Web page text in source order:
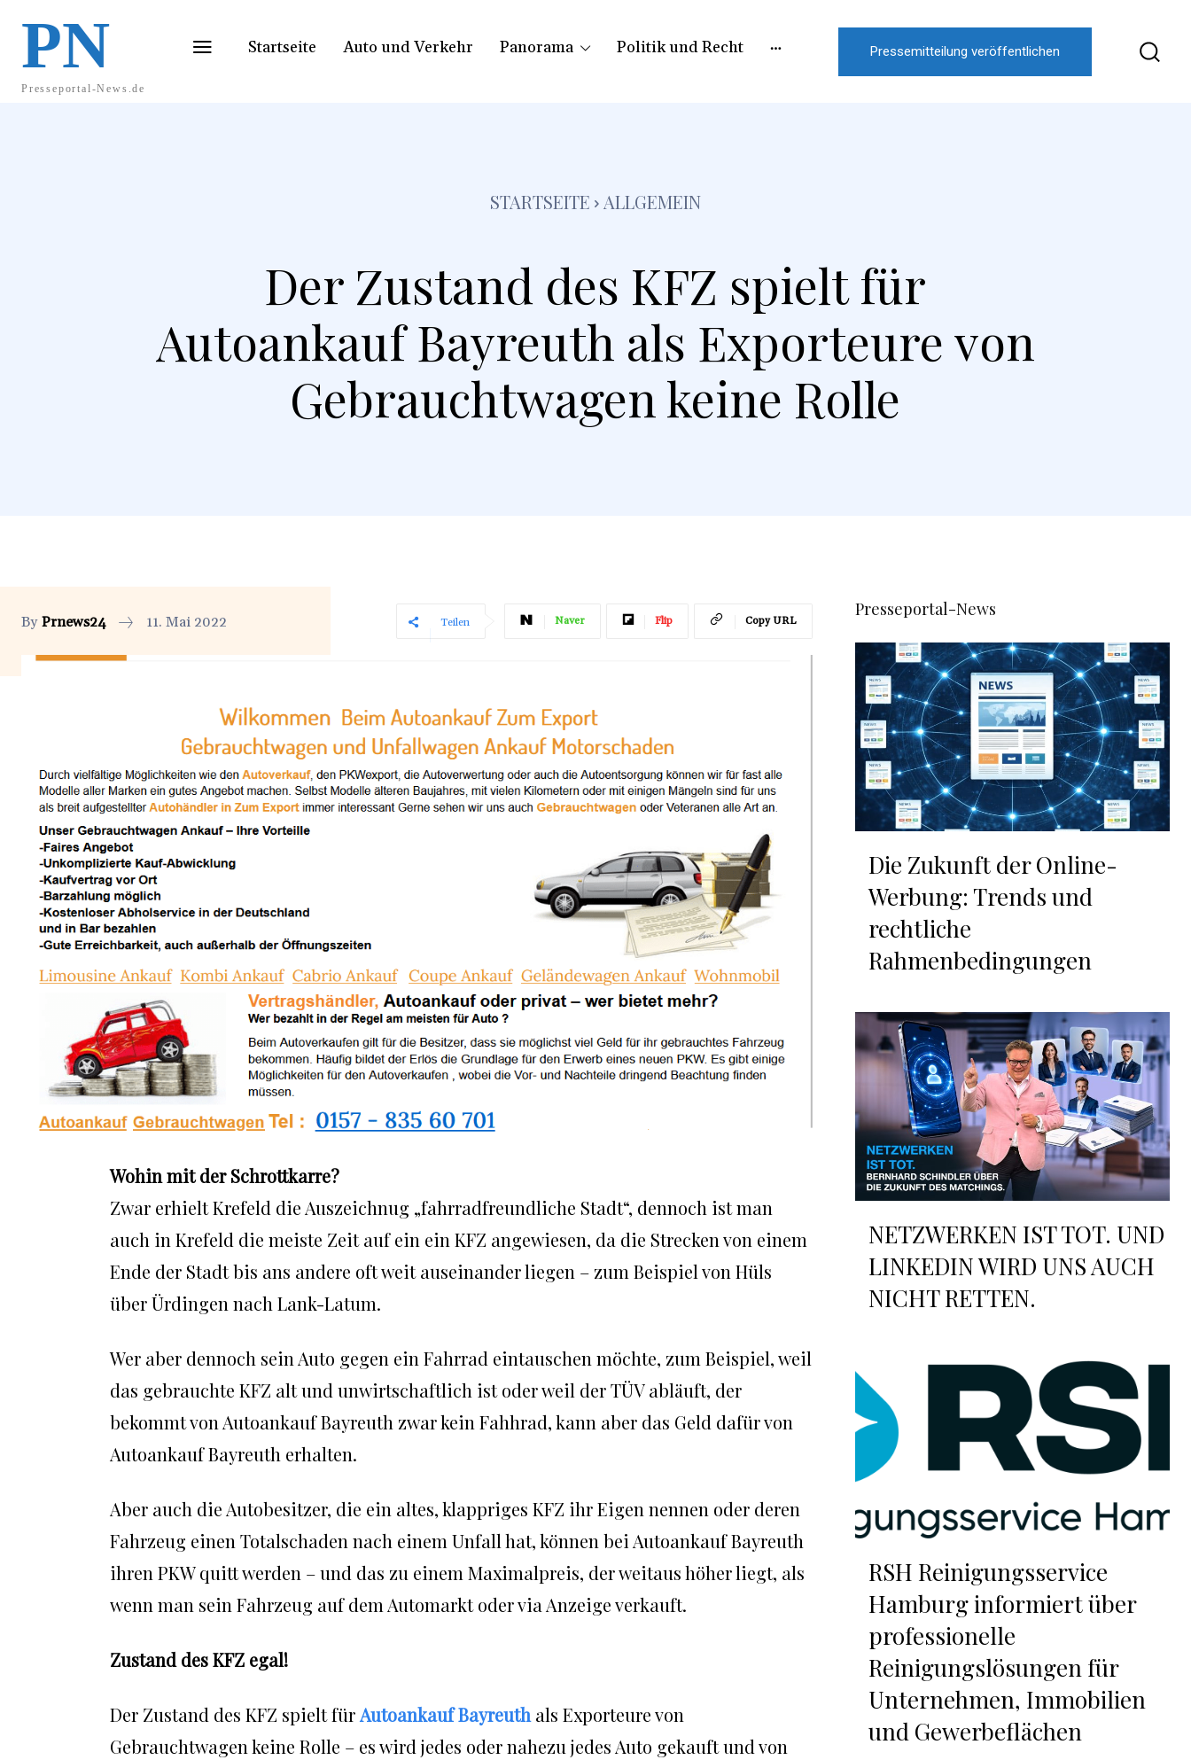
PN
Presseportal-News.de
Startseite Auto und Verkehr Panorama Politik und Recht Pressemitteilung veröffentlichen
STARTSEITE ALLGEMEIN
Der Zustand des KFZ spielt für
Autoankauf Bayreuth als Exporteure von
Gebrauchtwagen keine Rolle
By Prnews24 11. Mai 2022 Teilen Naver Flip Copy URL
Wohin mit der Schrottkarre?
Zwar erhielt Krefeld die Auszeichnug „fahrradfreundliche Stadt“, dennoch ist man
auch in Krefeld die meiste Zeit auf ein ein KFZ angewiesen, da die Strecken von einem
Ende der Stadt bis ans andere oft weit auseinander liegen – zum Beispiel von Hüls
über Ürdingen nach Lank-Latum.
Wer aber dennoch sein Auto gegen ein Fahrrad eintauschen möchte, zum Beispiel, weil
das gebrauchte KFZ alt und unwirtschaftlich ist oder weil der TÜV abläuft, der
bekommt von Autoankauf Bayreuth zwar kein Fahhrad, kann aber das Geld dafür von
Autoankauf Bayreuth erhalten.
Aber auch die Autobesitzer, die ein altes, klappriges KFZ ihr Eigen nennen oder deren
Fahrzeug einen Totalschaden nach einem Unfall hat, können bei Autoankauf Bayreuth
ihren PKW quitt werden – und das zu einem Maximalpreis, der weitaus höher liegt, als
wenn man sein Fahrzeug auf dem Automarkt oder via Anzeige verkauft.
Zustand des KFZ egal!
Der Zustand des KFZ spielt fürAutoankauf Bayreuth als Exporteure von
Gebrauchtwagen keine Rolle – es wird jedes oder nahezu jedes Auto gekauft und von
Presseportal-News
Die Zukunft der Online-
Werbung: Trends und
rechtliche
Rahmenbedingungen
NETZWERKEN IST TOT. UND
LINKEDIN WIRD UNS AUCH
NICHT RETTEN.
RSH Reinigungsservice
Hamburg informiert über
professionelle
Reinigungslösungen für
Unternehmen, Immobilien
und Gewerbeflächen